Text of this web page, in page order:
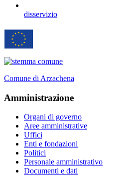
disservizio
Comune di Arzachena
Amministrazione
Organi di governo
Aree amministrative
Uffici
Enti e fondazioni
Politici
Personale amministrativo
Documenti e dati